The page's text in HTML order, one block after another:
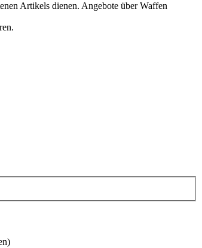
Artikels dienen. Angebote über Waffen